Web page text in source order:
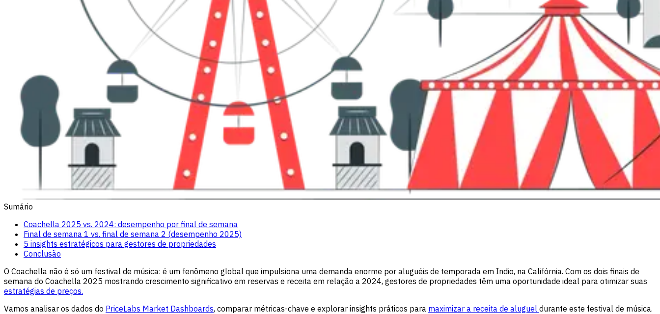
Sumário
Coachella 2025 vs. 2024: desempenho por final de semana
Final de semana 1 vs. final de semana 2 (desempenho 2025)
5 insights estratégicos para gestores de propriedades
Conclusão
O Coachella não é só um festival de música: é um fenômeno global que impulsiona uma demanda enorme por aluguéis de temporada em Indio, na Califórnia. Com os dois finais de
semana do Coachella 2025 mostrando crescimento significativo em reservas e receita em relação a 2024, gestores de propriedades têm uma oportunidade ideal para otimizar suas
estratégias de preços.
Vamos analisar os dados do PriceLabs Market Dashboards, comparar métricas-chave e explorar insights práticos para maximizar a receita de aluguel durante este festival de música.